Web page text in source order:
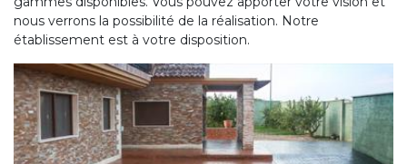
nous verrons la possibilité de la réalisation. Notre
établissement est à votre disposition.